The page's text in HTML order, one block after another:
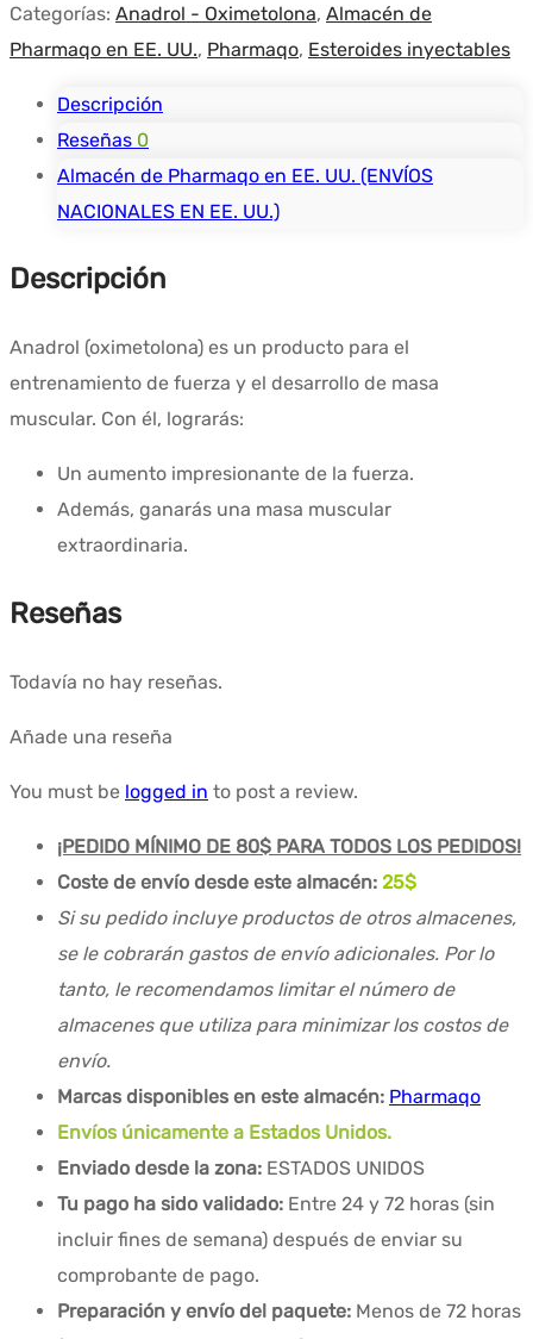
Categorías: Anadrol - Oximetolona, Almacén de
Pharmaqo en EE. UU., Pharmaqo, Esteroides inyectables
Descripción
Reseñas 0
Almacén de Pharmaqo en EE. UU. (ENVÍOS
NACIONALES EN EE. UU.)
Descripción
Anadrol (oximetolona) es un producto para el
entrenamiento de fuerza y el desarrollo de masa
muscular. Con él, lograrás:
Un aumento impresionante de la fuerza.
Además, ganarás una masa muscular
extraordinaria.
Reseñas
Todavía no hay reseñas.
Añade una reseña
You must be logged in to post a review.
¡PEDIDO MÍNIMO DE 80$ PARA TODOS LOS PEDIDOS!
Coste de envío desde este almacén: 25$
Si su pedido incluye productos de otros almacenes,
se le cobrarán gastos de envío adicionales. Por lo
tanto, le recomendamos limitar el número de
almacenes que utiliza para minimizar los costos de
envío.
Marcas disponibles en este almacén: Pharmaqo
Envíos únicamente a Estados Unidos.
Enviado desde la zona: ESTADOS UNIDOS
Tu pago ha sido validado: Entre 24 y 72 horas (sin
incluir fines de semana) después de enviar su
comprobante de pago.
Preparación y envío del paquete: Menos de 72 horas